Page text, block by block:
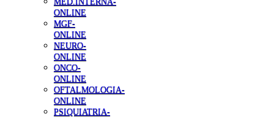
ONLINE
MGF-
ONLINE
NEURO-
ONLINE
ONCO-
ONLINE
OFTALMOLOGIA-
ONLINE
PSIQUIATRIA-